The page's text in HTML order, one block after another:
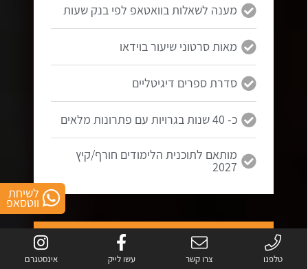
מענה לשאלות בוואטאפ לפי בנק שעות
מאות סרטוני שיעור בוידאו
סדרת ספרים דיגיטליים
כ- 40 שנות בגרויות עם פתרונות מלאים
מותאם לתוכנית הלימודים חורף/קיץ
2027
בגרות במתמטיקה
לשיחת
ווטסאפ
טלפנו צרו קשר עשו לייק אינסטגרם